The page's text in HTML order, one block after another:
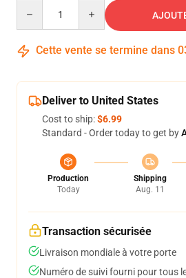
Cette vente se termine dans
Deliver to United States
Cost to ship:$6.99
Standard - Order today to get by
Production
Today
Shipping
Aug. 11
Transaction sécurisée
Livraison mondiale à votre porte
Numéro de suivi fourni pour tous